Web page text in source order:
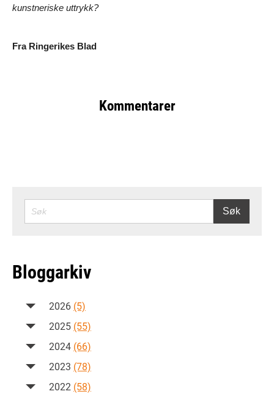
kunstneriske uttrykk?
Fra Ringerikes Blad
Kommentarer
SØK Søk
Bloggarkiv
2026 (5)
2025 (55)
2024 (66)
2023 (78)
2022 (58)